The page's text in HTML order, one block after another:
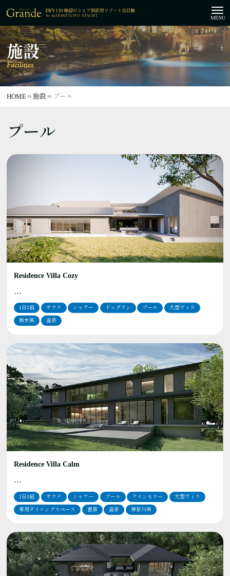
施設
Facilities
HOME 施設 プール
プール
Residence Villa Cozy
…
1日1組 サウナ シャワー ドッグラン プール 大型ヴィラ
栃木県 温泉
Residence Villa Calm
…
1日1組 サウナ シャワー プール ワインセラー 大型ヴィラ
専用ダイニングスペース 書斎 温泉 神奈川県